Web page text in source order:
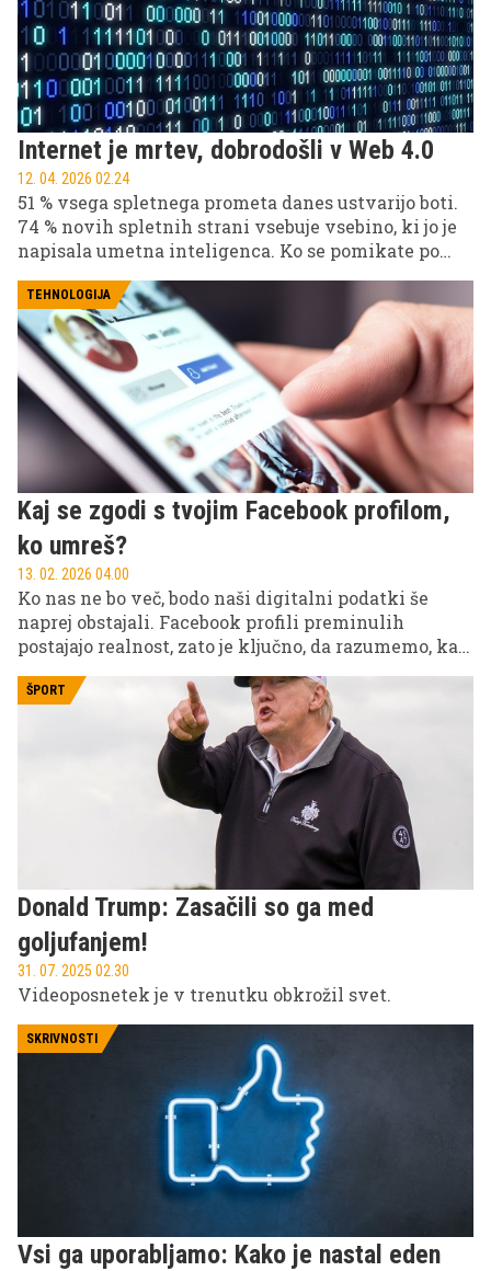
Internet je mrtev, dobrodošli v Web 4.0
12. 04. 2026 02.24
51 % vsega spletnega prometa danes ustvarijo boti.
74 % novih spletnih strani vsebuje vsebino, ki jo je
napisala umetna inteligenca. Ko se pomikate po
družbenih omrežjih, je več kot polovica tistega, kar
berete, strojno generirana.
TEHNOLOGIJA
Kaj se zgodi s tvojim Facebook profilom,
ko umreš?
13. 02. 2026 04.00
Ko nas ne bo več, bodo naši digitalni podatki še
naprej obstajali. Facebook profili preminulih
postajajo realnost, zato je ključno, da razumemo, kaj
se zgodi z našimi informacijami in kdo dobi dostop.
Preverite, kako lahko uredite svojo digitalno
ŠPORT
Donald Trump: Zasačili so ga med
goljufanjem!
31. 07. 2025 02.30
Videoposnetek je v trenutku obkrožil svet.
SKRIVNOSTI
Vsi ga uporabljamo: Kako je nastal eden